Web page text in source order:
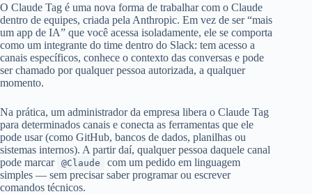
O Claude Tag é uma nova forma de trabalhar com o Claude
dentro de equipes, criada pela Anthropic. Em vez de ser “mais
um app de IA” que você acessa isoladamente, ele se comporta
como um integrante do time dentro do Slack: tem acesso a
canais específicos, conhece o contexto das conversas e pode
ser chamado por qualquer pessoa autorizada, a qualquer
momento.
Na prática, um administrador da empresa libera o Claude Tag
para determinados canais e conecta as ferramentas que ele
pode usar (como GitHub, bancos de dados, planilhas ou
sistemas internos). A partir daí, qualquer pessoa daquele canal
pode marcar @Claude
com um pedido em linguagem
simples — sem precisar saber programar ou escrever
comandos técnicos.